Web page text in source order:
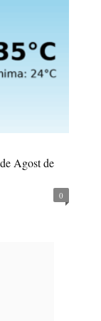
Agost de
0